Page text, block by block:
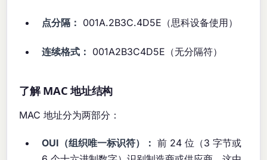
点分隔： 001A.2B3C.4D5E（思科设备使用）
连续格式： 001A2B3C4D5E（无分隔符）
了解 MAC 地址结构
MAC 地址分为两部分：
OUI（组织唯一标识符）： 前 24 位（3 字节或